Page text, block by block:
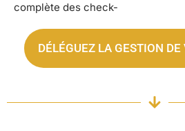
complète des check-
DÉLÉGUEZ LA GESTION